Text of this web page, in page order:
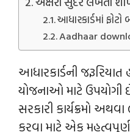
આધારકાર્ડમાં
Aadhaar
આધારકાર્ડની
યોજનાઓ માટે ઉપયોગી
સરકારી કાર્યક્રમો
કરવા માટે એક